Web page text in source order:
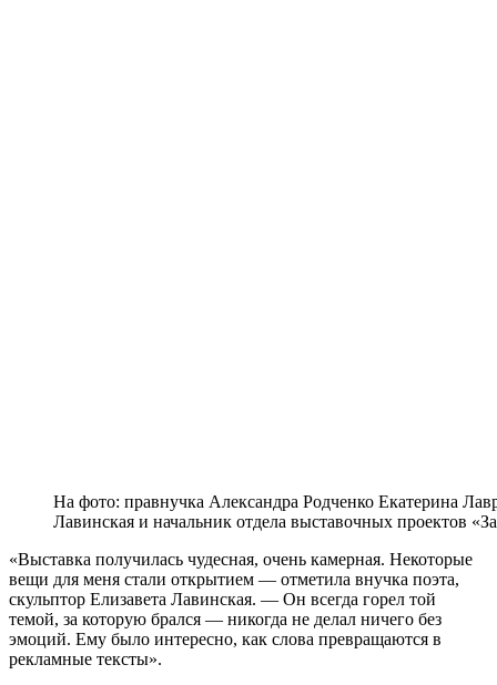
На фото: правнучка Александра Родченко Екатерина
Лавинская и начальник отдела выставочных проектов
«Выставка получилась чудесная, очень камерная. Некоторые
вещи для меня стали открытием — отметила внучка поэта,
скульптор Елизавета Лавинская. — Он всегда горел той
темой, за которую брался — никогда не делал ничего без
эмоций. Ему было интересно, как слова превращаются в
рекламные тексты».